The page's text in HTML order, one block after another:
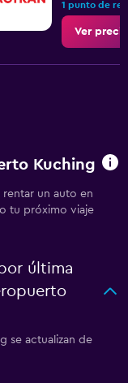
1 punto de
Ver
Kuching
un auto en
tu próximo viaje
última
se actualizan de